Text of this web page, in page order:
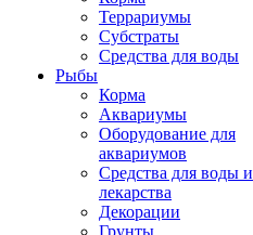
Террариумы
Субстраты
Средства для воды
Рыбы
Корма
Аквариумы
Оборудование для
аквариумов
Средства для воды и
лекарства
Декорации
Грунты